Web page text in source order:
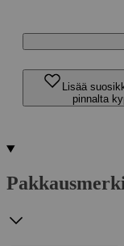
Lisää
pinnalta